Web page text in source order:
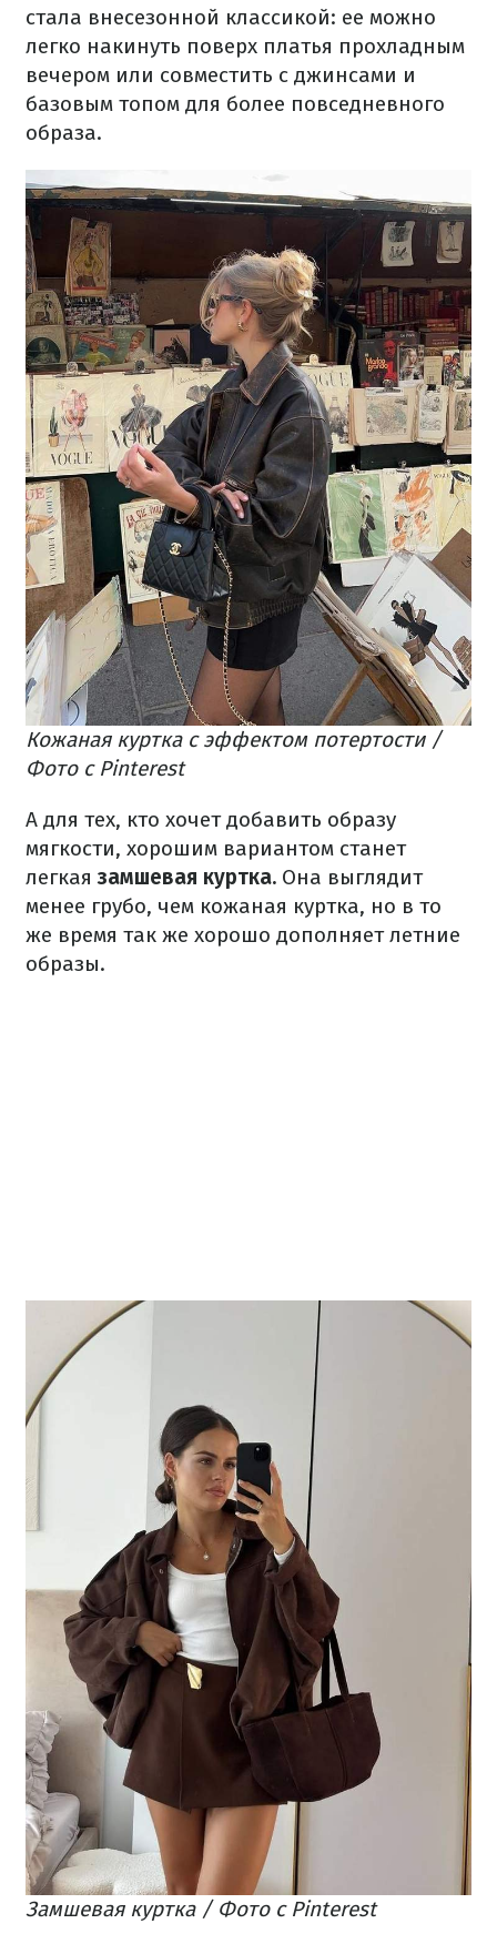
стала внесезонной классикой: ее можно
легко накинуть поверх платья прохладным
вечером или совместить с джинсами и
базовым топом для более повседневного
образа.
Кожаная куртка с эффектом потертости /
Фото с Pinterest
А для тех, кто хочет добавить образу
мягкости, хорошим вариантом станет
легкаязамшевая куртка. Она выглядит
менее грубо, чем кожаная куртка, но в то
же время так же хорошо дополняет летние
образы.
Замшевая куртка / Фото с Pinterest